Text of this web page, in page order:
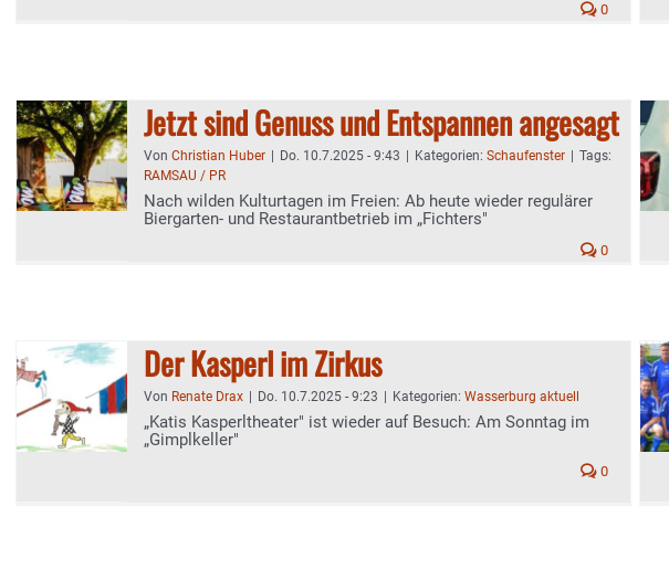
0
Jetzt sind Genuss und Entspannen angesagt
Von Christian Huber Do. 10.7.2025 - 9:43 Kategorien: Schaufenster
Tags:
RAMSAU / PR
Nach wilden Kulturtagen im Freien: Ab heute wieder regulärer
Biergarten- und Restaurantbetrieb im „Fichters"
0
Der Kasperl im Zirkus
Von Renate Drax Do. 10.7.2025 - 9:23 Kategorien: Wasserburg aktuell
„Katis Kasperltheater" ist wieder auf Besuch: Am Sonntag im
„Gimplkeller"
0